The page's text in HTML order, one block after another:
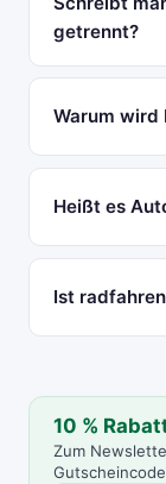
getrennt?
Warum wird
Heißt es
Ist
10 %
Zum